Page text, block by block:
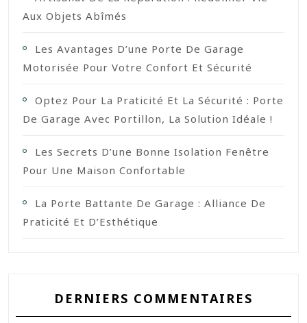
Aux Objets Abîmés
Les Avantages D’une Porte De Garage
Motorisée Pour Votre Confort Et Sécurité
Optez Pour La Praticité Et La Sécurité : Porte
De Garage Avec Portillon, La Solution Idéale !
Les Secrets D’une Bonne Isolation Fenêtre
Pour Une Maison Confortable
La Porte Battante De Garage : Alliance De
Praticité Et D’Esthétique
DERNIERS COMMENTAIRES